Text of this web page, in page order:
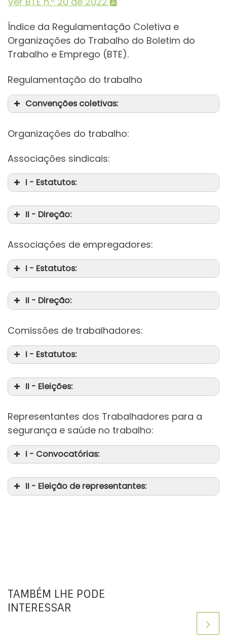
Índice da Regulamentação Coletiva e
Organizações do Trabalho do Boletim do
Trabalho e Emprego (BTE).
Regulamentação do trabalho
Convenções coletivas:
Organizações do trabalho:
Associações sindicais:
I - Estatutos:
II - Direção:
Associações de empregadores:
I - Estatutos:
II - Direção:
Comissões de trabalhadores:
I - Estatutos:
II - Eleições:
da
Representantes dos Trabalhadores para a
segurança e saúde no trabalho:
I - Convocatórias:
II - Eleição de representantes:
TAMBÉM LHE PODE
INTERESSAR